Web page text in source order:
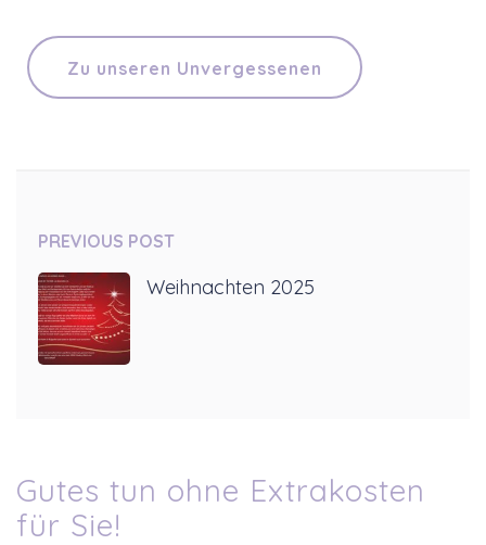
Zu unseren Unvergessenen
PREVIOUS POST
Weihnachten 2025
Gutes tun ohne Extrakosten
für Sie!